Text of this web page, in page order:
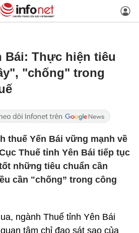
Bái: Thực hiện tiêu
"chống" trong
thuế Yến Bái vững mạnh về
Thuế tỉnh Yên Bái tiếp tục
những tiêu chuẩn cần
cần "chống” trong công
ngành Thuế tỉnh Yên Bái
tâm chỉ đạo sát sao của